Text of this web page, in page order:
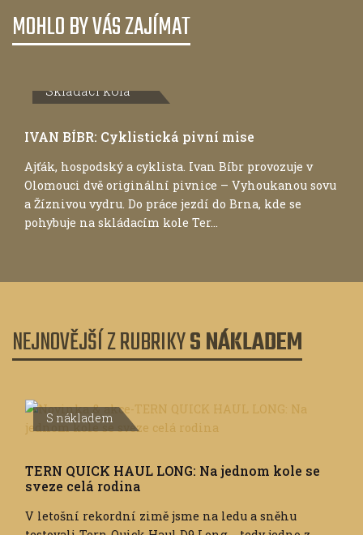
MOHLO BY VÁS ZAJÍMAT
Skládací kola
IVAN BÍBR: Cyklistická pivní mise
Ajťák, hospodský a cyklista. Ivan Bíbr provozuje v
Olomouci dvě originální pivnice – Vyhoukanou sovu
a Žíznivou vydru. Do práce jezdí do Brna, kde se
pohybuje na skládacím kole Ter...
NEJNOVĚJŠÍ Z RUBRIKYS NÁKLADEM
S nákladem
TERN QUICK HAUL LONG: Na jednom kole se
sveze celá rodina
V letošní rekordní zimě jsme na ledu a sněhu